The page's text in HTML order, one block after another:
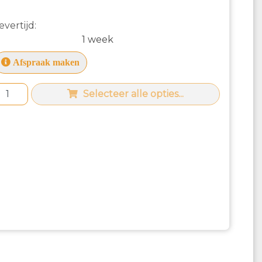
1 week
Afspraak maken
Selecteer alle opties...